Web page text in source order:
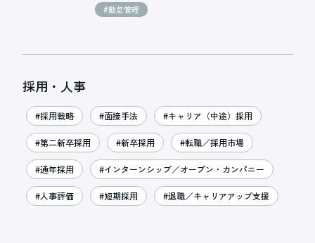
#勤怠管理
採用・人事
#採用戦略 #面接手法 #キャリア（中途）採用
#第二新卒採用 #新卒採用 #転職／採用市場
#通年採用 #インターンシップ／オープン・カンパニー
#人事評価 #短期採用 #退職／キャリアアップ支援